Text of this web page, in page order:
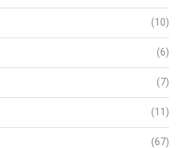
(10)
(6)
(7)
(11)
(67)